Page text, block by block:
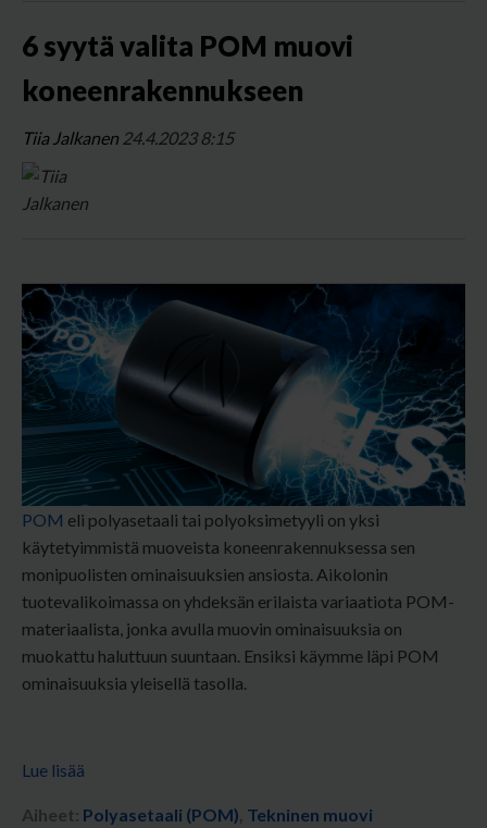
6 syytä valita POM muovi
koneenrakennukseen
Tiia Jalkanen 24.4.2023 8:15
POM eli polyasetaali tai polyoksimetyyli on yksi
käytetyimmistä muoveista koneenrakennuksessa sen
monipuolisten ominaisuuksien ansiosta. Aikolonin
tuotevalikoimassa on yhdeksän erilaista variaatiota POM-
materiaalista, jonka avulla muovin ominaisuuksia on
muokattu haluttuun suuntaan. Ensiksi käymme läpi POM
ominaisuuksia yleisellä tasolla.
Lue lisää
Aiheet: Polyasetaali (POM), Tekninen muovi